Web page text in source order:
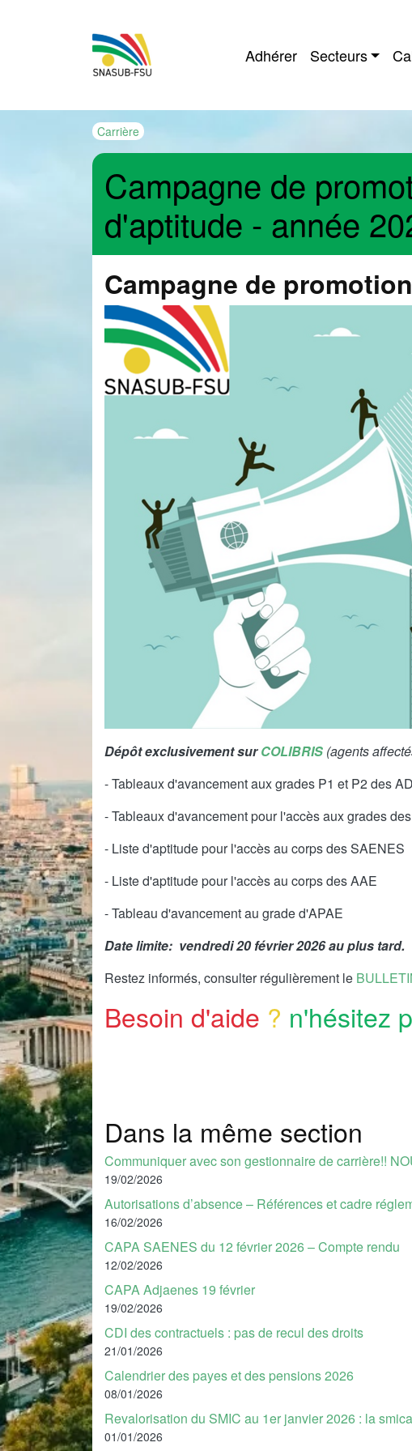
Navigation
Adhérer Secteurs
Carrière
Campagne de
d'aptitude - année
Campagne de
Dépôt exclusivement surCOLIBRIS (agents
-Tableaux d'avancement aux grades P1 et P2 des
-Tableaux d'avancement pour l'accès aux grades
- Liste d'aptitude pour l'accès au corps des SAENES
- Liste d'aptitude pour l'accès au corps des AAE
- Tableau d'avancement au grade d'APAE
Date limite: vendredi 20 février 2026au plus tard.
Restez informés, consulter régulièrement le
Besoin d'aide ? n'hésitez
Dans la même section
Communiquer avec son gestionnaire de carrière!!
19/02/2026
Autorisations d’absence – Références et cadre
16/02/2026
CAPA SAENES du 12 février 2026 – Compte rendu
12/02/2026
CAPA Adjaenes 19 février
19/02/2026
CDI des contractuels : pas de recul des droits
21/01/2026
Calendrier des payes et des pensions 2026
08/01/2026
Revalorisation du SMIC au 1er janvier 2026 : la
01/01/2026